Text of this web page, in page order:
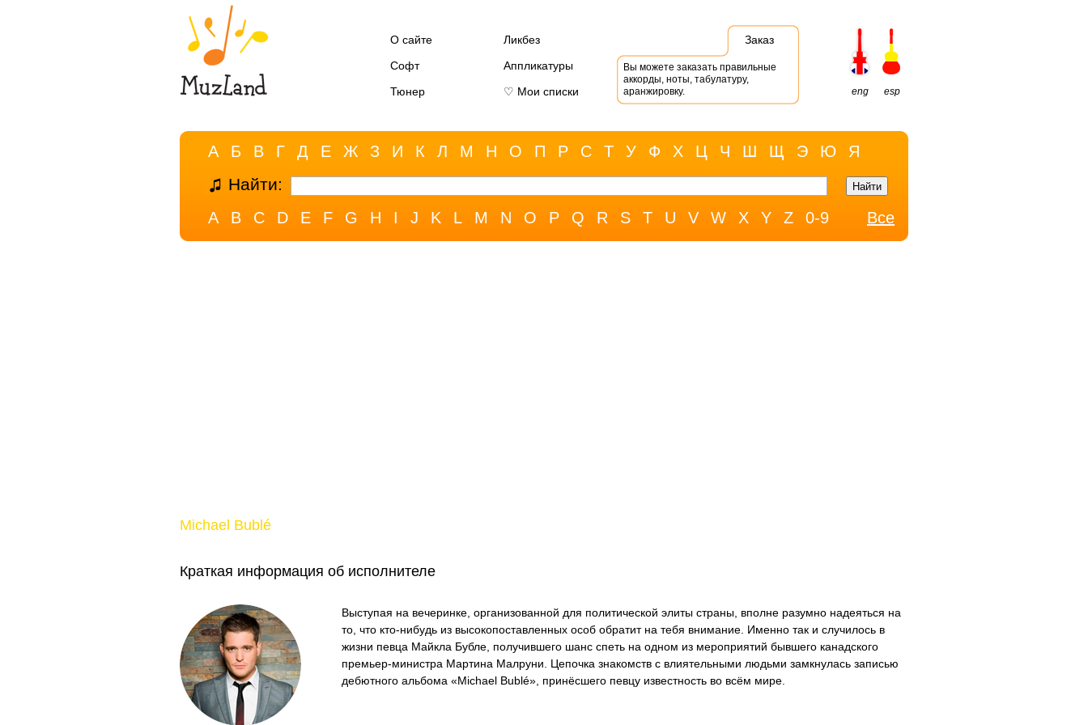
О сайте
Ликбез
Софт
Аппликатуры
Тюнер
♡ Мои списки
Заказ
Вы можете заказать правильные
аккорды, ноты, табулатуру,
аранжировку.
eng esp
А Б В Г Д Е Ж З И К Л М Н О П Р С Т У Ф Х Ц Ч Ш Щ Э Ю Я
Найти:
A B C D E F G H I J K L M N O P Q R S T U V W X Y Z 0-9 Все
Michael Bublé
Краткая информация об исполнителе
Выступая на вечеринке, организованной для политической элиты страны, вполне разумно надеяться на
то, что кто-нибудь из высокопоставленных особ обратит на тебя внимание. Именно так и случилось в
жизни певца Майкла Бубле, получившего шанс спеть на одном из мероприятий бывшего канадского
премьер-министра Мартина Малруни. Цепочка знакомств с влиятельными людьми замкнулась записью
дебютного альбома «Michael Bublé», принёсшего певцу известность во всём мире.